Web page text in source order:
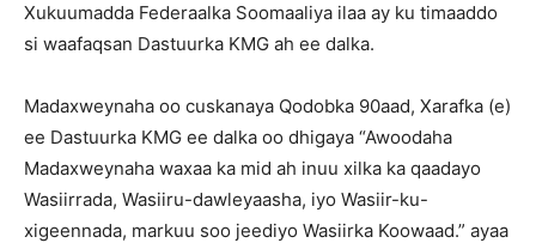
Xukuumadda Federaalka Soomaaliya ilaa ay ku timaaddo
si waafaqsan Dastuurka KMG ah ee dalka.
Madaxweynaha oo cuskanaya Qodobka 90aad, Xarafka (e)
ee Dastuurka KMG ee dalka oo dhigaya “Awoodaha
Madaxweynaha waxaa ka mid ah inuu xilka ka qaadayo
Wasiirrada, Wasiiru-dawleyaasha, iyo Wasiir-ku-
xigeennada, markuu soo jeediyo Wasiirka Koowaad.” ayaa